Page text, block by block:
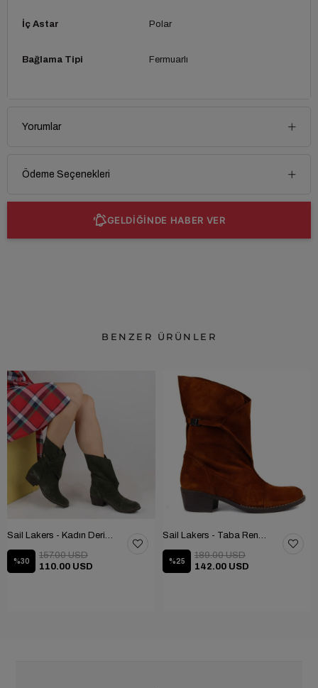
İç Astar Polar
Bağlama Tipi Fermuarlı
Yorumlar
Ödeme Seçenekleri
GELDİĞİNDE HABER VER
BENZER ÜRÜNLER
Sail Lakers - Kadın Deri Bot 105-2910-VENUS
%30
110.00 USD
157.00 USD
Sail Lakers - Taba Rengi Katlanabilir Kadın Deri Bot 105-2910-VENUS
%25
142.00 USD
189.00 USD